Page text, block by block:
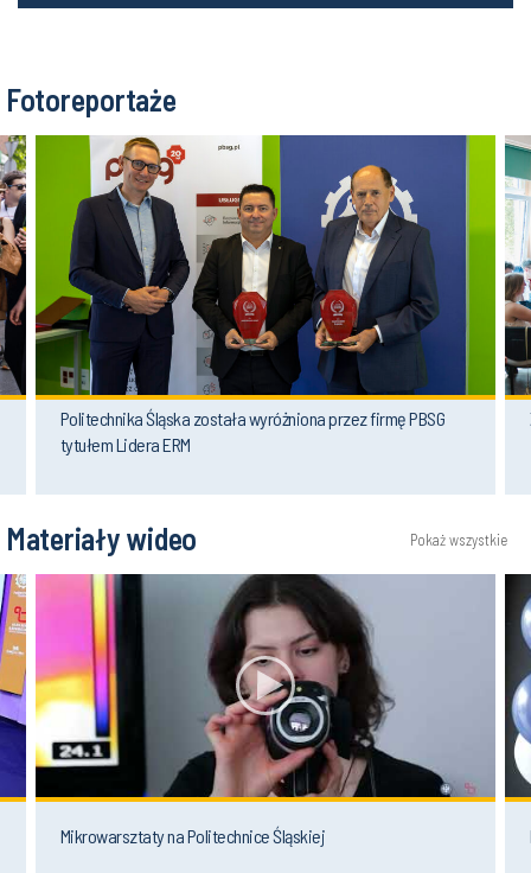
Fotoreportaże
Politechnika Śląska została wyróżniona przez firmę PBSG
tytułem Lidera ERM
Materiały wideo Pokaż wszystkie
Mikrowarsztaty na Politechnice Śląskiej